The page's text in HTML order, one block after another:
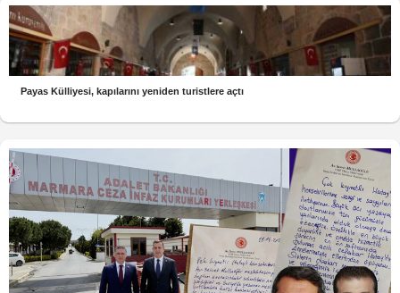
Payas Külliyesi, kapılarını yeniden turistlere açtı